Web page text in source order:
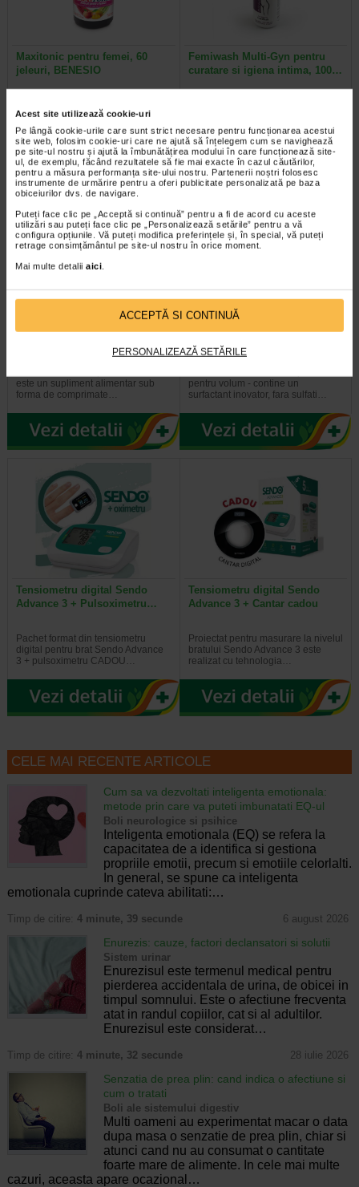
Acest site utilizează cookie-uri
Pe lângă cookie-urile care sunt strict necesare pentru funcționarea acestui
site web, folosim cookie-uri care ne ajută să înțelegem cum se navighează
pe site-ul nostru și ajută la îmbunătățirea modului în care funcționează site-
ul, de exemplu, făcând rezultatele să fie mai exacte în cazul căutărilor,
pentru a măsura performanța site-ului nostru. Partenerii noștri folosesc
instrumente de urmărire pentru a oferi publicitate personalizată pe baza
obiceiurilor dvs. de navigare.
Puteți face clic pe „Acceptă si continuă” pentru a fi de acord cu aceste
utilizări sau puteți face clic pe „Personalizează setările” pentru a vă
configura opțiunile. Vă puteți modifica preferințele și, în special, vă puteți
retrage consimțământul pe site-ul nostru în orice moment.
Mai multe detalii aici
ACCEPTĂ SI CONTINUĂ
PERSONALIZEAZĂ SETĂRILE
Maxitonic pentru femei, 60
jeleuri, BENESIO
femei este un supliment alimentar
sub forma de jeleuri cu aroma…
Femiwash Multi-Gyn pentru
curatare si igiena intima, 100…
ce previne disconfortul vaginal…
ImunoSuport Manuka, 10
este un supliment alimentar sub
forma de comprimate…
BIO-VOLUME Sampon pentru
pentru volum - contine un
surfactant inovator, fara sulfati…
Tensiometru digital Sendo
Advance 3 + Pulsoximetru…
Pachet format din tensiometru
digital pentru brat Sendo Advance
3 + pulsoximetru CADOU…
Tensiometru digital Sendo
Advance 3 + Cantar cadou
Proiectat pentru masurare la nivelul
bratului Sendo Advance 3 este
realizat cu tehnologia…
CELE MAI RECENTE ARTICOLE
Cum sa va dezvoltati inteligenta emotionala:
metode prin care va puteti imbunatati EQ-ul
Boli neurologice si psihice
Inteligenta emotionala (EQ) se refera la
capacitatea de a identifica si gestiona
propriile emotii, precum si emotiile celorlalti.
In general, se spune ca inteligenta
emotionala cuprinde cateva abilitati:…
Timp de citire: 4 minute, 39 secunde 6 august 2026
Enurezis: cauze, factori declansatori si solutii
Sistem urinar
Enurezisul este termenul medical pentru
pierderea accidentala de urina, de obicei in
timpul somnului. Este o afectiune frecventa
atat in randul copiilor, cat si al adultilor.
Enurezisul este considerat…
Timp de citire: 4 minute, 32 secunde 28 iulie 2026
Senzatia de prea plin: cand indica o afectiune si
cum o tratati
Boli ale sistemului digestiv
Multi oameni au experimentat macar o data
dupa masa o senzatie de prea plin, chiar si
atunci cand nu au consumat o cantitate
foarte mare de alimente. In cele mai multe
cazuri, aceasta apare ocazional…